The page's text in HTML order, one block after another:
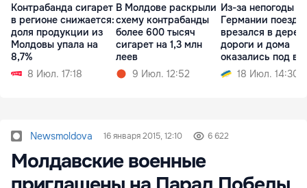
Контрабанда сигарет
в регионе снижается:
доля продукции из
Молдовы упала на
8,7%
8 Июл. 17:18
В Молдове раскрыли
схему контрабанды
более 600 тысяч
сигарет на 1,3 млн
леев
9 Июл. 12:52
Из-за непогоды в
Германии поезд
врезался в
дороги и дома
оказались под
18 Июл. 14:30
Newsmoldova 16 января 2015, 12:10 6 622
Молдавские военные